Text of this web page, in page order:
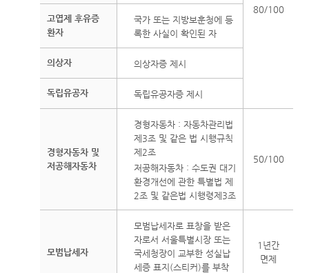
80/100
고엽제 후유증
환자
국가 또는 지방보훈청에 등
록한 사실이 확인된 자
의상자 의상자증 제시
독립유공자 독립유공자증 제시
경형자동차 및
저공해자동차
경형자동차 : 자동차관리법
제3조 및 같은 법 시행규칙
제2조
저공해자동차 : 수도권 대기
환경개선에 관한 특별법 제
2조 및 같은법 시행령제3조
50/100
모범납세자
모범납세자로 표창을 받은
자로서 서울특별시장 또는
국세청장이 교부한 성실납
세증 표지(스티커)를 부착
1년간
면제